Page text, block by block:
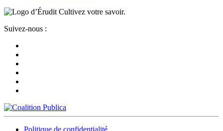
Cultivez votre savoir.
Suivez-nous :